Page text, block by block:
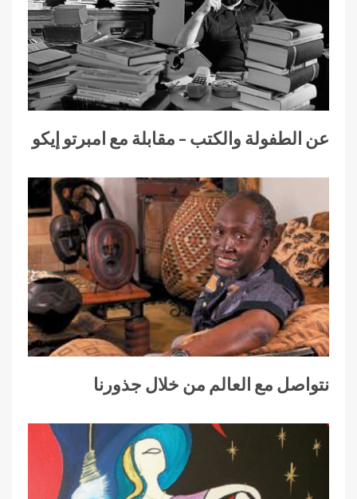
عن الطفولة والكتب – مقابلة مع امبرتو إيكو
نتواصل مع العالم من خلال جذورنا